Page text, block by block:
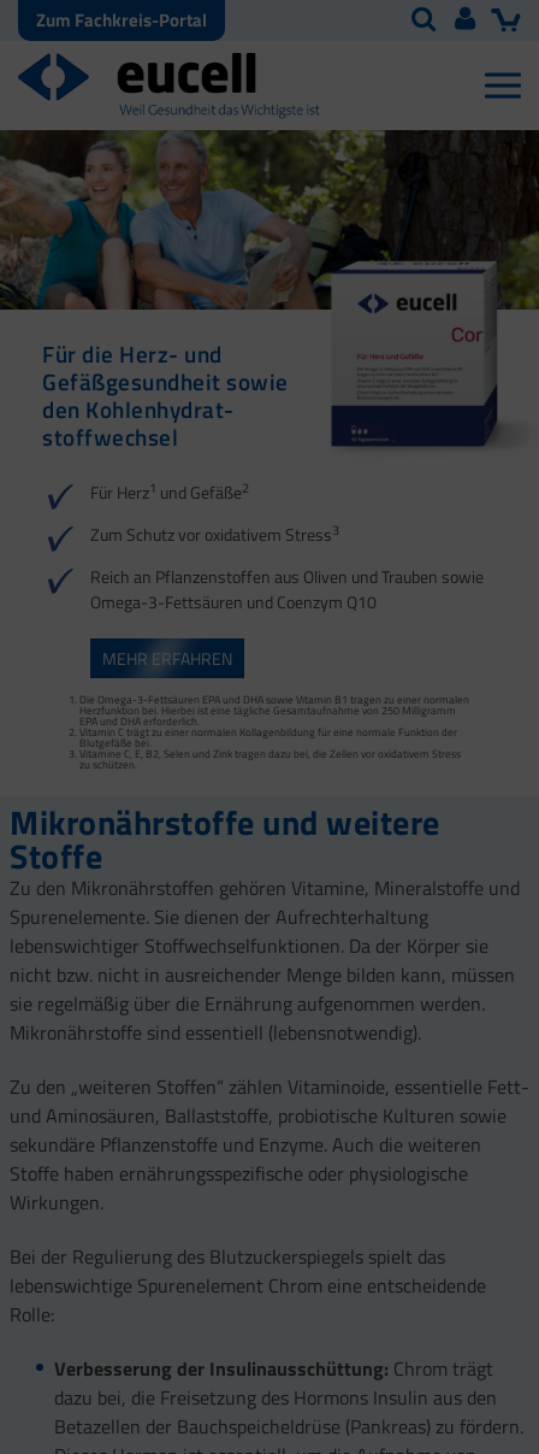
Zum Fachkreis-Portal
Für die Herz- und
Gefäßgesundheit sowie
den Kohlenhydrat­
stoffwechsel
Für Herz1 und Gefäße2
Zum Schutz vor oxidativem Stress3
Reich an Pflanzenstoffen aus Oliven und Trauben sowie
Omega-3-Fettsäuren und Coenzym Q10
MEHR ERFAHREN
Die Omega-3-Fettsäuren EPA und DHA sowie Vitamin B1 tragen zu einer normalen
Herzfunktion bei. Hierbei ist eine tägliche Gesamtaufnahme von 250 Milligramm
EPA und DHA erforderlich.
Vitamin C trägt zu einer normalen Kollagenbildung für eine normale Funktion der
Blutgefäße bei.
Vitamine C, E, B2, Selen und Zink tragen dazu bei, die Zellen vor oxidativem Stress
zu schützen.
Mikronährstoffe und weitere
Stoffe
Zu den Mikronährstoffen gehören Vitamine, Mineralstoffe und
Spurenelemente. Sie dienen der Aufrechterhaltung
lebenswichtiger Stoffwechselfunktionen. Da der Körper sie
nicht bzw. nicht in ausreichender Menge bilden kann, müssen
sie regelmäßig über die Ernährung aufgenommen werden.
Mikronährstoffe sind essentiell (lebensnotwendig).
Zu den „weiteren Stoffen“ zählen Vitaminoide, essentielle Fett-
und Aminosäuren, Ballaststoffe, probiotische Kulturen sowie
sekundäre Pflanzenstoffe und Enzyme. Auch die weiteren
Stoffe haben ernährungsspezifische oder physiologische
Wirkungen.
Bei der Regulierung des Blutzuckerspiegels spielt das
lebenswichtige Spurenelement Chrom eine entscheidende
Rolle:
Verbesserung der Insulinausschüttung: Chrom trägt
dazu bei, die Freisetzung des Hormons Insulin aus den
Betazellen der Bauchspeicheldrüse (Pankreas) zu fördern.